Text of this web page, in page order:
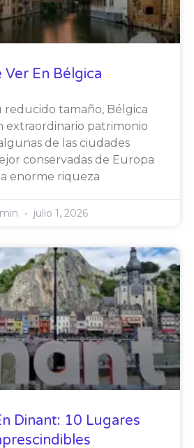
Ver En Bélgica
reducido tamaño, Bélgica
extraordinario patrimonio
de las ciudades
conservadas de Europa
enorme riqueza
julio 1, 2026
Dinant: 10 Lugares